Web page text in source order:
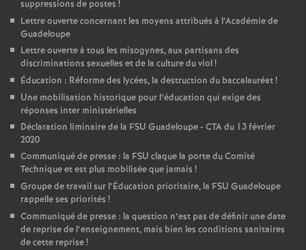
T
o
u
r
s
suppressions de postes !
Lettre ouverte concernant les moyens attribués à l’Académie de
Guadeloupe
Lettre ouverte à tous les misogynes, aux partisans des
discriminations sexuelles et de la culture du viol!
Éducation : Réforme des lycées, la destruction du baccalauréat!
Une mobilisation historique pour l’éducation qui exige des
réponses inter ministérielles
Déclaration liminaire de la FSU Guadeloupe - CTA du 13 février
2020
Communiqué de presse : la FSU claque la porte du Comité
Technique et est plus mobilisée que jamais !
Groupe de travail sur l’Éducation prioritaire, la FSU Guadeloupe
rappelle ses priorités !
Communiqué de presse : la question n’est pas de définir une date
de reprise de l’enseignement, mais bien les conditions sanitaires
de cette reprise!